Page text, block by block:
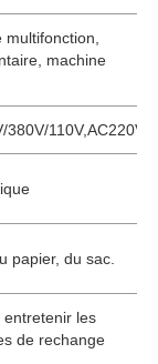
machine
110V,AC220V
papier, du sac.
entretenir les
de rechange